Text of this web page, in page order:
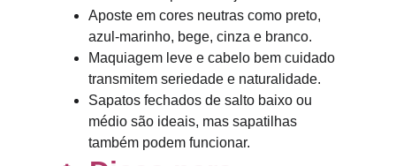
Aposte em cores neutras como preto,
azul-marinho, bege, cinza e branco.
Maquiagem leve e cabelo bem cuidado
transmitem seriedade e naturalidade.
Sapatos fechados de salto baixo ou
médio são ideais, mas sapatilhas
também podem funcionar.